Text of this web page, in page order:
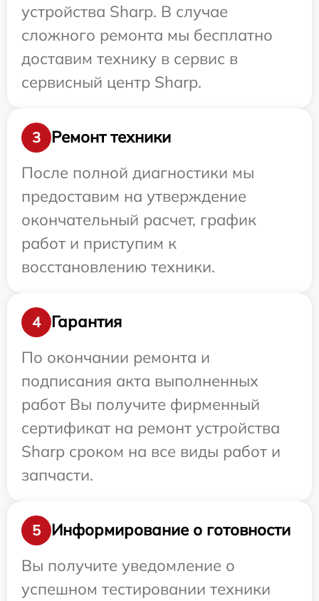
устройства Sharp. В случае
сложного ремонта мы бесплатно
доставим технику в сервис в
сервисный центр Sharp.
3
Ремонт техники
После полной диагностики мы
предоставим на утверждение
окончательный расчет, график
работ и приступим к
восстановлению техники.
4
Гарантия
По окончании ремонта и
подписания акта выполненных
работ Вы получите фирменный
сертификат на ремонт устройства
Sharp сроком на все виды работ и
запчасти.
5
Информирование о готовности
Вы получите уведомление о
успешном тестировании техники